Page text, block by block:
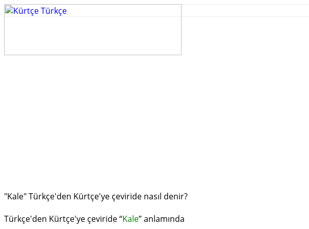
"Kale" Türkçe'den Kürtçe'ye çeviride nasıl denir?
Türkçe'den Kürtçe'ye çeviride “Kale” anlamında